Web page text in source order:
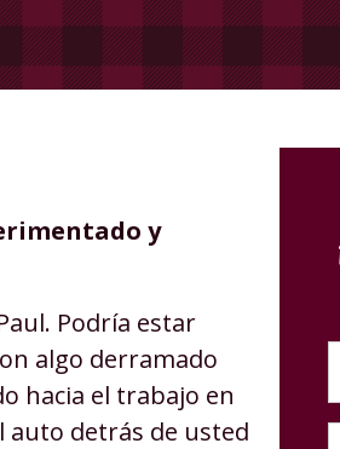
y
Podría estar
algo derramado
hacia el trabajo en
auto detrás de usted